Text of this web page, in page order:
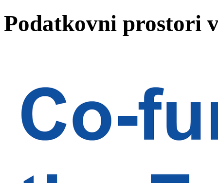
Podatkovni prostori